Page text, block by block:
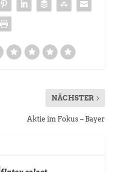
NÄCHSTER
Aktie im Fokus – Bayer